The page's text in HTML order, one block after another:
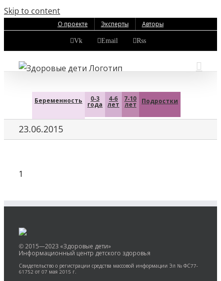
Skip to content
О проекте Эксперты Авторы
Vk Email Rss
Беременность 0-3
года
4-6
лет
7-10
лет Подростки
23.06.2015
1
© 2015—2023 «Здоровые дети»
Информационный центр детского здоровья
Свидетельство о регистрации средства массовой информации Эл № ФС77-
61752 от 07 мая 2015 г.